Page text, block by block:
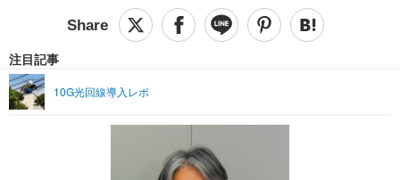
ショッピング その他
エンタメTOP 映画・ドラマ
ライフTOP
リリース一覧
プッシュ通知の停止方法
注目記事
10G光回線導入レポ